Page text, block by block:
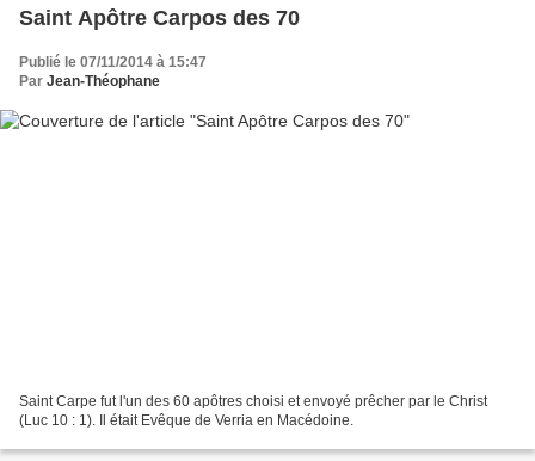
Saint Apôtre Carpos des 70
Publié le 07/11/2014 à 15:47
Par Jean-Théophane
Saint Carpe fut l'un des 60 apôtres choisi et envoyé prêcher par le Christ
(Luc 10 : 1). Il était Evêque de Verria en Macédoine.